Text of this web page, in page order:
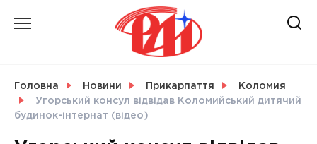
СВІТ
Головна Новини Прикарпаття
Коломия
Угорський консул відвідав Коломийський дитячий
будинок-інтернат (відео)